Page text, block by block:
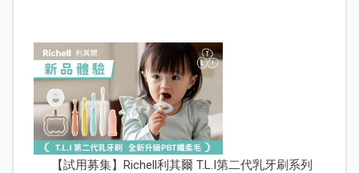
【試用募集】Richell利其爾 T.L.I第二代乳牙刷系列